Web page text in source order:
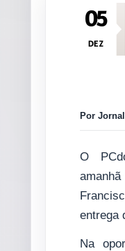
05
DEZ
Por
O
entrega
Na